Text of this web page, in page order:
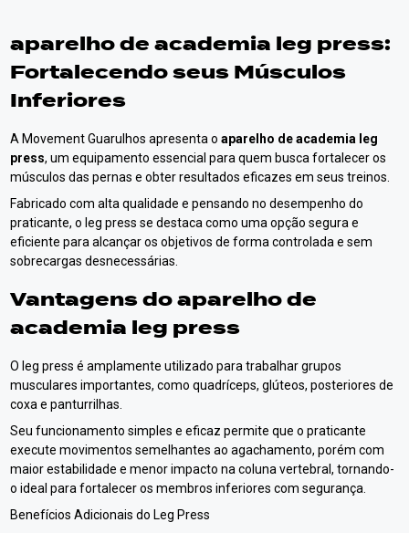
aparelho de academia leg press:
Fortalecendo seus Músculos
Inferiores
A Movement Guarulhos apresenta oaparelho de academia leg
press, um equipamento essencial para quem busca fortalecer os
músculos das pernas e obter resultados eficazes em seus treinos.
Fabricado com alta qualidade e pensando no desempenho do
praticante, o leg press se destaca como uma opção segura e
eficiente para alcançar os objetivos de forma controlada e sem
sobrecargas desnecessárias.
Vantagens doaparelho de
academia leg press
O leg press é amplamente utilizado para trabalhar grupos
musculares importantes, como quadríceps, glúteos, posteriores de
coxa e panturrilhas.
Seu funcionamento simples e eficaz permite que o praticante
execute movimentos semelhantes ao agachamento, porém com
maior estabilidade e menor impacto na coluna vertebral, tornando-
o ideal para fortalecer os membros inferiores com segurança.
Benefícios Adicionais do Leg Press